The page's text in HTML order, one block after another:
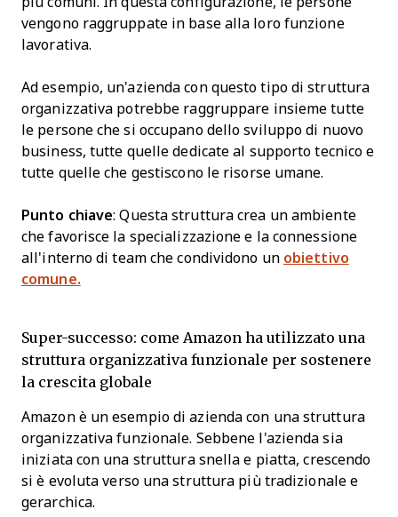
vengono raggruppate in base alla loro funzione
lavorativa.
Ad esempio, un'azienda con questo tipo di struttura
organizzativa potrebbe raggruppare insieme tutte
le persone che si occupano dello sviluppo di nuovo
business, tutte quelle dedicate al supporto tecnico e
tutte quelle che gestiscono le risorse umane.
Punto chiave: Questa struttura crea un ambiente
che favorisce la specializzazione e la connessione
all'interno di team che condividono un obiettivo
comune.
Super-successo: come Amazon ha utilizzato una
struttura organizzativa funzionale per sostenere
la crescita globale
Amazon è un esempio di azienda con una struttura
organizzativa funzionale. Sebbene l'azienda sia
iniziata con una struttura snella e piatta, crescendo
si è evoluta verso una struttura più tradizionale e
gerarchica.